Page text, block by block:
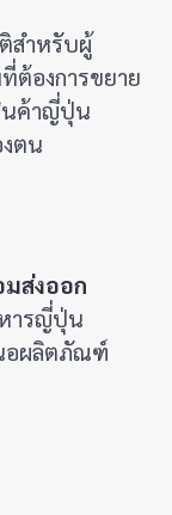
สำหรับผู้
ต้องการขยาย
นค้าญี่ปุ่น
ตน
ส่งออก
ารญี่ปุ่น
อผลิตภัณฑ์